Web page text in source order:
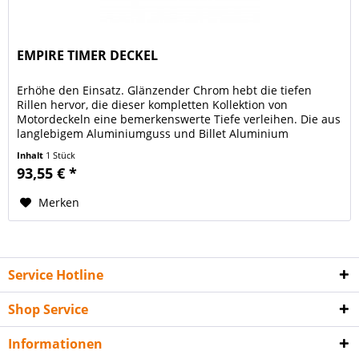
EMPIRE TIMER DECKEL
Erhöhe den Einsatz. Glänzender Chrom hebt die tiefen
Rillen hervor, die dieser kompletten Kollektion von
Motordeckeln eine bemerkenswerte Tiefe verleihen. Die aus
langlebigem Aluminiumguss und Billet Aluminium
Inhalt 1 Stück
93,55 € *
Merken
Service Hotline
Shop Service
Informationen